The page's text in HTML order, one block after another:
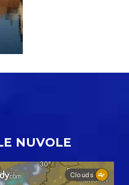
NUVOLE